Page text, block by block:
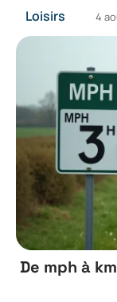
Loisirs 4
De mph à